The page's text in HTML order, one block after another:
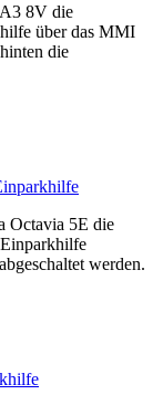
8V die
über das MMI
die
Octavia 5E die
werden.